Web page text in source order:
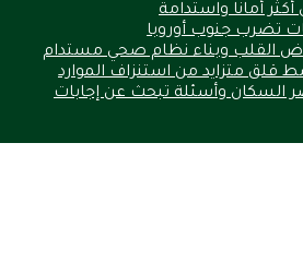
أمانًا واستدامة
تضرب جنوب أوروبا
القلب وبناء نظام صحي مستدام
السكان وأسئلة تبحث عن إجابات